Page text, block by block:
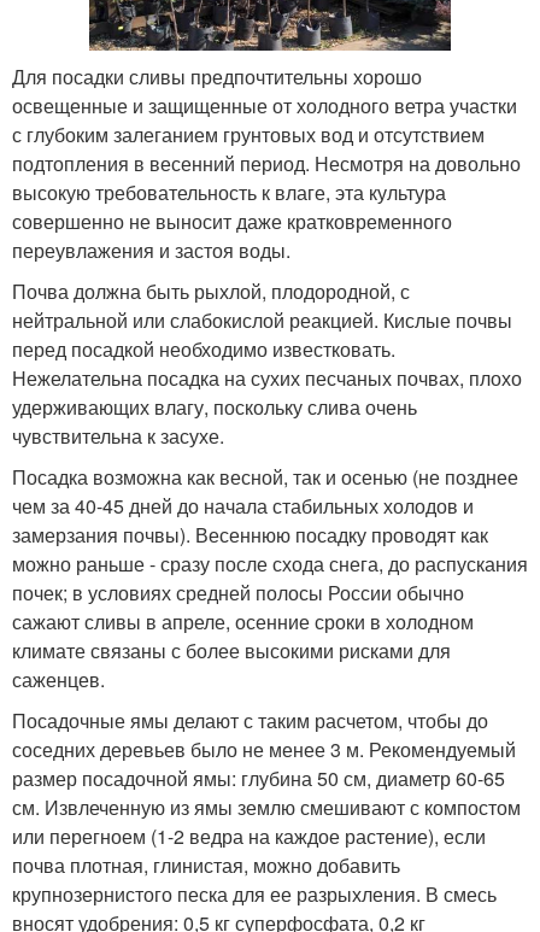
Для посадки сливы предпочтительны хорошо
освещенные и защищенные от холодного ветра участки
с глубоким залеганием грунтовых вод и отсутствием
подтопления в весенний период. Несмотря на довольно
высокую требовательность к влаге, эта культура
совершенно не выносит даже кратковременного
переувлажения и застоя воды.
Почва должна быть рыхлой, плодородной, с
нейтральной или слабокислой реакцией. Кислые почвы
перед посадкой необходимо известковать.
Нежелательна посадка на сухих песчаных почвах, плохо
удерживающих влагу, поскольку слива очень
чувствительна к засухе.
Посадка возможна как весной, так и осенью (не позднее
чем за 40-45 дней до начала стабильных холодов и
замерзания почвы). Весеннюю посадку проводят как
можно раньше - сразу после схода снега, до распускания
почек; в условиях средней полосы России обычно
сажают сливы в апреле, осенние сроки в холодном
климате связаны с более высокими рисками для
саженцев.
Посадочные ямы делают с таким расчетом, чтобы до
соседних деревьев было не менее 3 м. Рекомендуемый
размер посадочной ямы: глубина 50 см, диаметр 60-65
см. Извлеченную из ямы землю смешивают с компостом
или перегноем (1-2 ведра на каждое растение), если
почва плотная, глинистая, можно добавить
крупнозернистого песка для ее разрыхления. В смесь
вносят удобрения: 0,5 кг суперфосфата, 0,2 кг